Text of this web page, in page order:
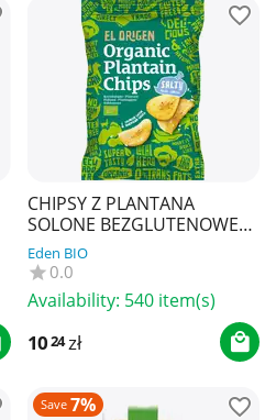
CHIPSY Z PLANTANA
SOLONE BEZGLUTENOWE
BIO 80 g - EL ORIGEN
Eden BIO
0.0
Availability: 540 item(s)
1024zł
Save 7%